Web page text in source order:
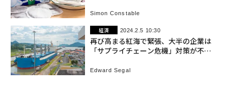
Simon Constable
経済 2024.2.5 10:30
再び高まる紅海で緊張、大半の企業は
「サプライチェーン危機」対策が不十
Edward Segal